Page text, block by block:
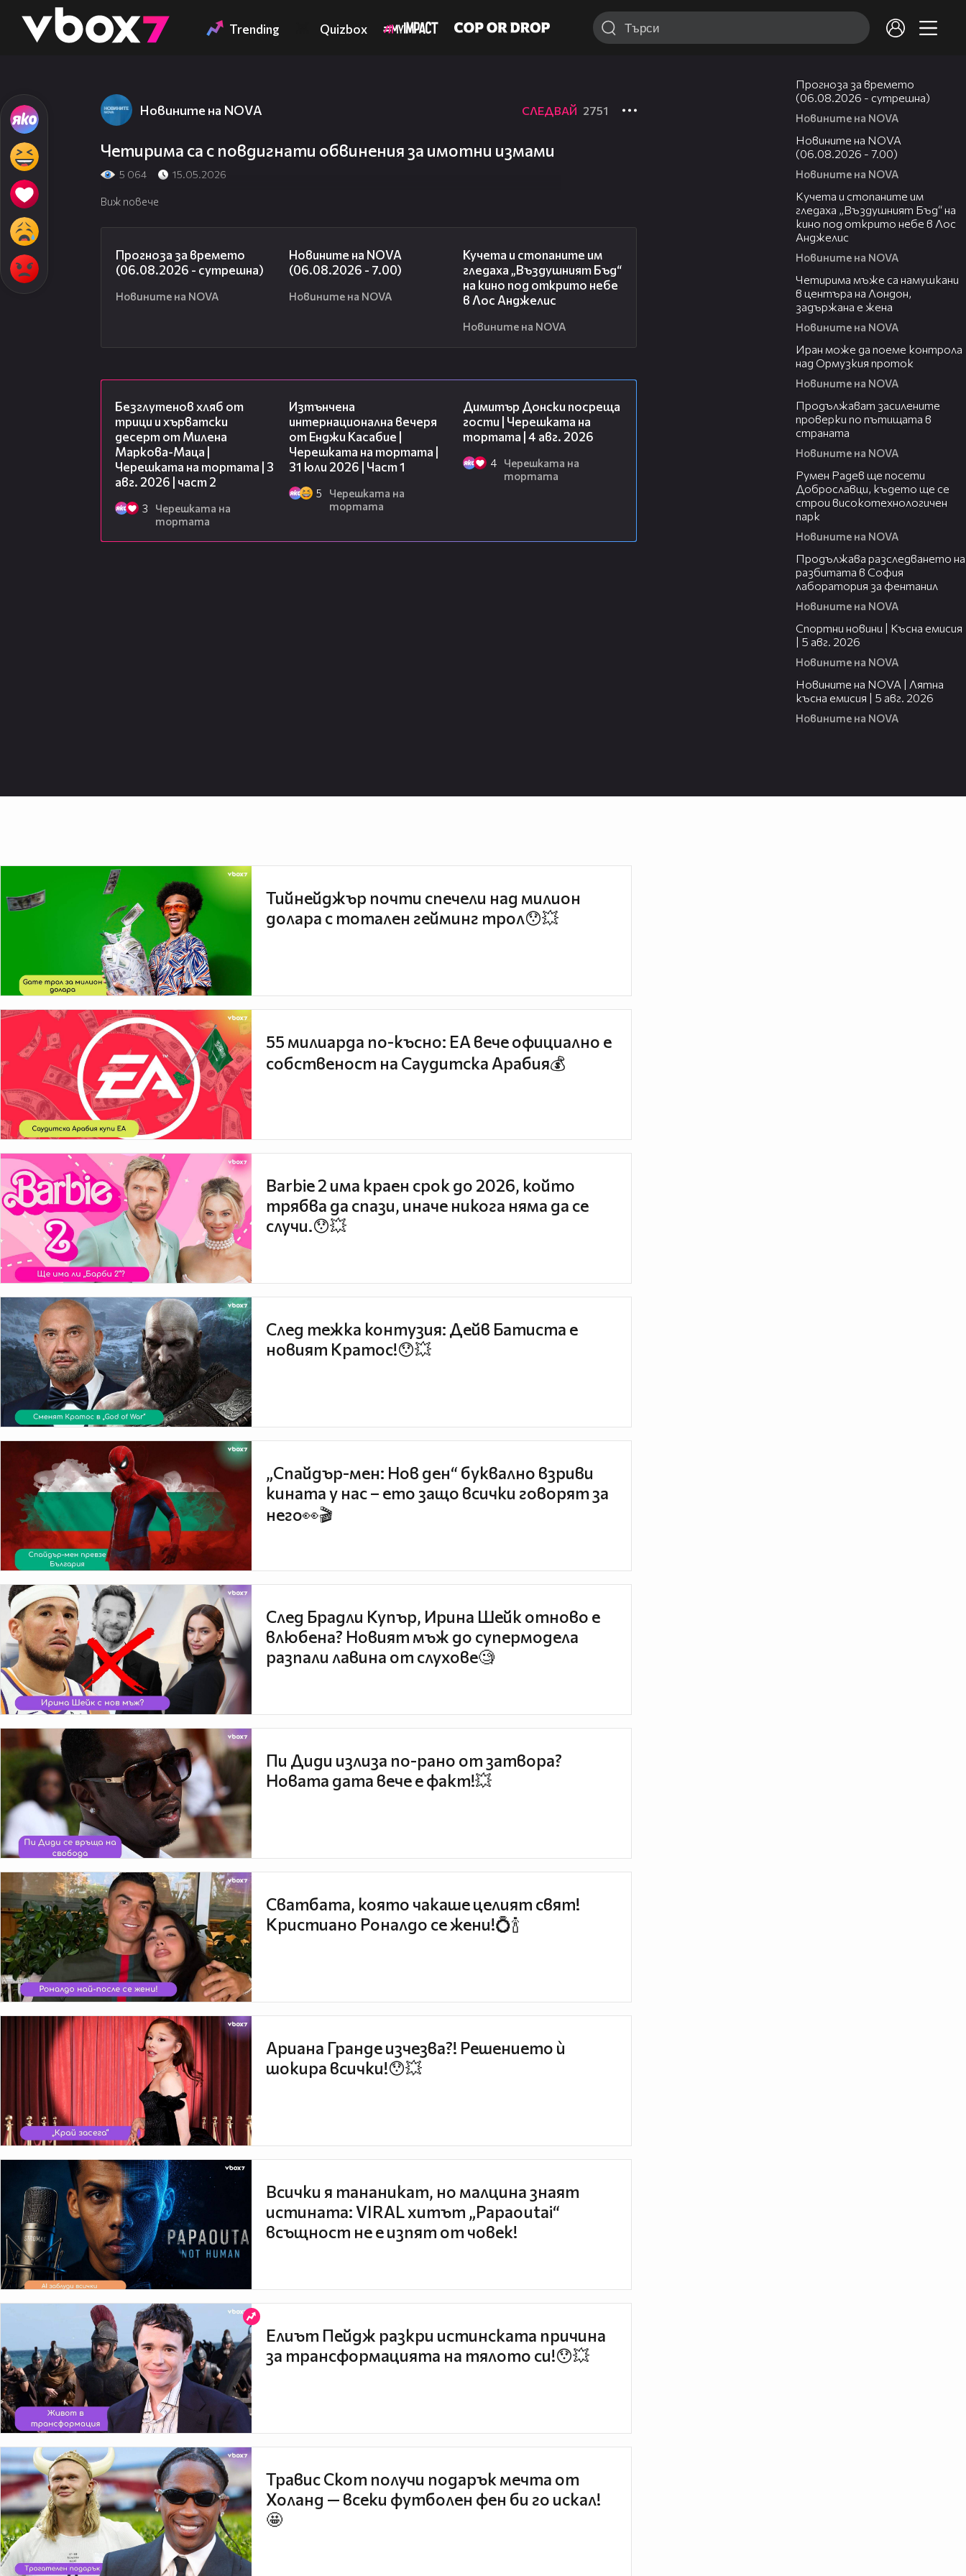
👾 Trending Quizbox
Новините на NOVA СЛЕДВАЙ 2751
Четирима са с повдигнати обвинения за имотни измами
5 064 15.05.2026
Виж повече
Прогноза за времето
(06.08.2026 - сутрешна)
Новините на NOVA
Новините на NOVA
(06.08.2026 - 7.00)
Новините на NOVA
Кучета и стопаните им
гледаха „Въздушният Бъд“
на кино под открито небе
в Лос Анджелис
Новините на NOVA
Безглутенов хляб от
трици и хърватски
десерт от Милена
Маркова-Маца |
Черешката на тортата | 3
авг. 2026 | част 2
3
Черешката на
тортата
Изтънчена
интернационална вечеря
от Енджи Касабие |
Черешката на тортата |
31 юли 2026 | Част 1
5
Черешката на
тортата
Димитър Донски посреща
гости | Черешката на
тортата | 4 авг. 2026
4
Черешката на
тортата
Прогноза за времето
(06.08.2026 - сутрешна)
Новините на NOVA
Новините на NOVA
(06.08.2026 - 7.00)
Новините на NOVA
Кучета и стопаните им
гледаха „Въздушният Бъд“ на
кино под открито небе в Лос
Анджелис
Новините на NOVA
Четирима мъже са намушкани
в центъра на Лондон,
задържана е жена
Новините на NOVA
Иран може да поеме контрола
над Ормузкия проток
Новините на NOVA
Продължават засилените
проверки по пътищата в
страната
Новините на NOVA
Румен Радев ще посети
Доброславци, където ще се
строи високотехнологичен
парк
Новините на NOVA
Продължава разследването на
разбитата в София
лаборатория за фентанил
Новините на NOVA
Спортни новини | Късна емисия
| 5 авг. 2026
Новините на NOVA
Новините на NOVA | Лятна
късна емисия | 5 авг. 2026
Новините на NOVA
Тийнейджър почти спечели над милион
долара с тотален гейминг трол😯💥
55 милиарда по-късно: EA вече официално е
собственост на Саудитска Арабия💰
Barbie 2 има краен срок до 2026, който
трябва да спази, иначе никога няма да се
случи.😯💥
След тежка контузия: Дейв Батиста е
новият Кратос!😯💥
„Спайдър-мен: Нов ден“ буквално взриви
кината у нас – ето защо всички говорят за
него👀🎬
След Брадли Купър, Ирина Шейк отново е
влюбена? Новият мъж до супермодела
разпали лавина от слухове🧐
Пи Диди излиза по-рано от затвора?
Новата дата вече е факт!💥
Сватбата, която чакаше целият свят!
Кристиано Роналдо се жени!💍🍾
Ариана Гранде изчезва?! Решението ѝ
шокира всички!😯💥
Всички я тананикат, но малцина знаят
истината: VIRAL хитът „Papaoutai“
всъщност не е изпят от човек!
Елиът Пейдж разкри истинската причина
за трансформацията на тялото си!😯💥
Травис Скот получи подарък мечта от
Холанд — всеки футболен фен би го искал!
🤩